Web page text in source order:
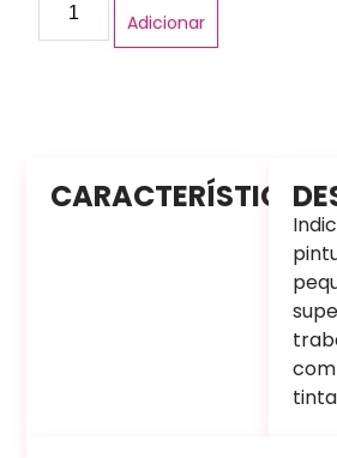
Adicionar
CARACTERÍSTICAS